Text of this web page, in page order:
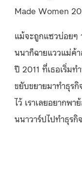
Made Women
แม้จะถูกแซวบ่อยๆ
นนาก็ฉายแววแม่ค้
ปี 2011 ที่เธอเริ่มท
ขยับขยายมาทำธุรกิ
ไว้ เราเลยอยากพ
นนาวาร์ปไปทำธุรกิ